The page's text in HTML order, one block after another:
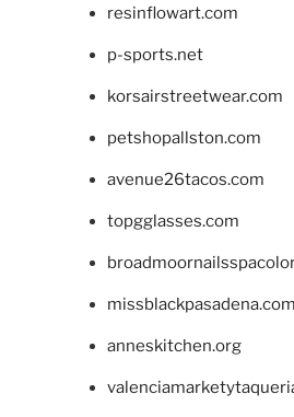
resinflowart.com
p-sports.net
korsairstreetwear.com
petshopallston.com
avenue26tacos.com
topgglasses.com
missblackpasadena.com
anneskitchen.org